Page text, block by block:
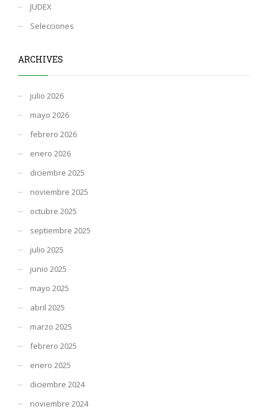
JUDEX
Selecciones
ARCHIVES
julio 2026
mayo 2026
febrero 2026
enero 2026
diciembre 2025
noviembre 2025
octubre 2025
septiembre 2025
julio 2025
junio 2025
mayo 2025
abril 2025
marzo 2025
febrero 2025
enero 2025
diciembre 2024
noviembre 2024